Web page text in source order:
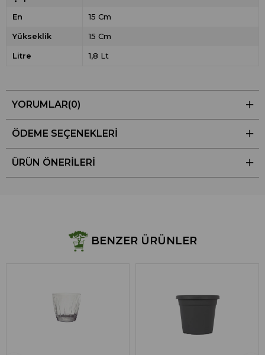
En 15 Cm
Yükseklik 15 Cm
Litre 1,8 Lt
YORUMLAR(0)
ÖDEME SEÇENEKLERI
ÜRÜN ÖNERILERI
BENZER ÜRÜNLER